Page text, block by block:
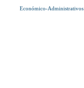
Económico-Administrativos